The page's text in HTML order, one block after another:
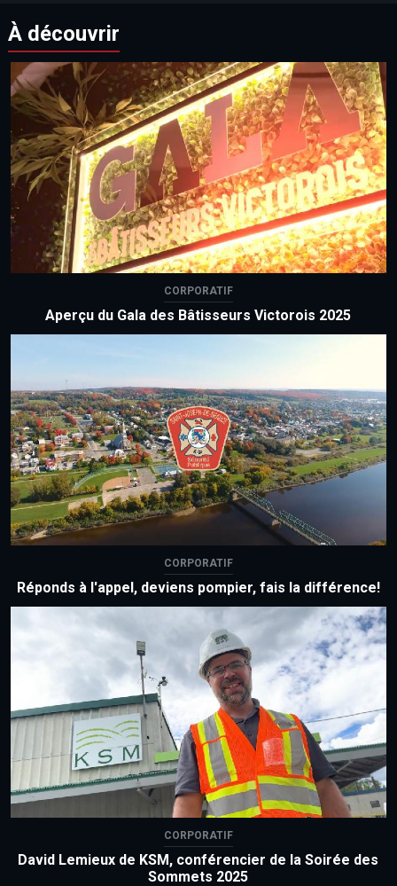
À découvrir
CORPORATIF
Aperçu du Gala des Bâtisseurs Victorois 2025
CORPORATIF
Réponds à l'appel, deviens pompier, fais la différence!
CORPORATIF
David Lemieux de KSM, conférencier de la Soirée des
Sommets 2025